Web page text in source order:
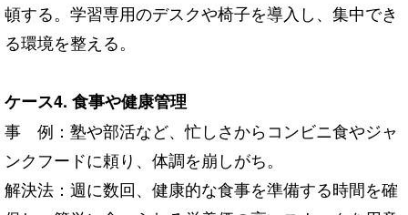
頓する。学習専用のデスクや椅子を導入し、集中でき
る環境を整える。
ケース4. 食事や健康管理
事 例：塾や部活など、忙しさからコンビニ食やジャ
ンクフードに頼り、体調を崩しがち。
解決法：週に数回、健康的な食事を準備する時間を確